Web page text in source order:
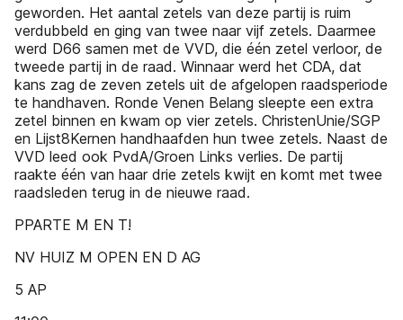
geworden. Het aantal zetels van deze partij is ruim
verdubbeld en ging van twee naar vijf zetels. Daarmee
werd D66 samen met de VVD, die één zetel verloor, de
tweede partij in de raad. Winnaar werd het CDA, dat
kans zag de zeven zetels uit de afgelopen raadsperiode
te handhaven. Ronde Venen Belang sleepte een extra
zetel binnen en kwam op vier zetels. ChristenUnie/SGP
en Lijst8Kernen handhaafden hun twee zetels. Naast de
VVD leed ook PvdA/Groen Links verlies. De partij
raakte één van haar drie zetels kwijt en komt met twee
raadsleden terug in de nieuwe raad.
PPARTE M EN T!
NV HUIZ M OPEN EN D AG
5 AP